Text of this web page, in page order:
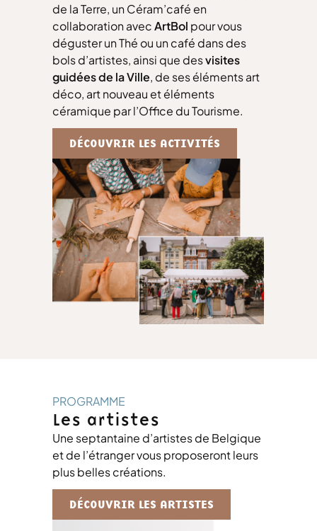
de la Terre, un Céram’café en
collaboration avecArtBol pour vous
déguster un Thé ou un café dans des
bols d’artistes, ainsi que desvisites
guidées de la Ville, de ses éléments art
déco, art nouveau et éléments
céramique par l’Office du Tourisme.
DÉCOUVRIR LES ACTIVITÉS
PROGRAMME
Les artistes
Une septantaine d’artistes de Belgique
et de l’étranger vous proposeront leurs
plus belles créations.
DÉCOUVRIR LES ARTISTES